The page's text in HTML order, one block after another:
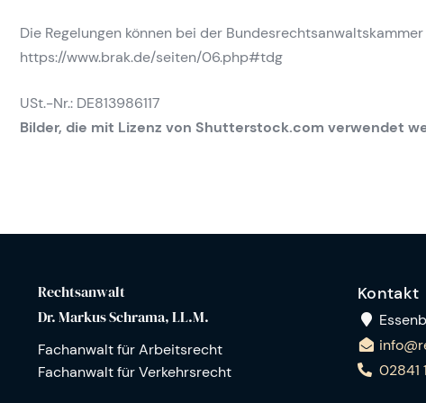
Die Regelungen können bei der
https://www.brak.de/seiten/06.php#tdg
USt.-Nr.: DE813986117
Bilder, die mit Lizenz von Shutterstock.com verwendet
Rechtsanwalt
Dr. Markus Schrama, LL.M.
Fachanwalt für Arbeitsrecht
Fachanwalt für Verkehrsrecht
Kontakt
02841